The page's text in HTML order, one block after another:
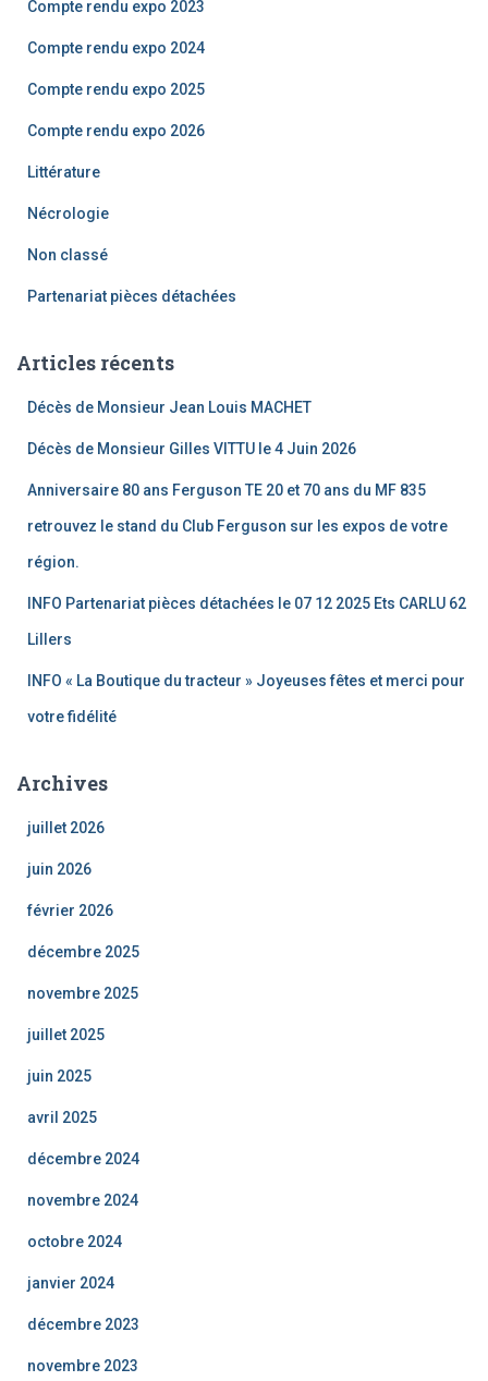
Compte rendu expo 2023
Compte rendu expo 2024
Compte rendu expo 2025
Compte rendu expo 2026
Littérature
Nécrologie
Non classé
Partenariat pièces détachées
Articles récents
Décès de Monsieur Jean Louis MACHET
Décès de Monsieur Gilles VITTU le 4 Juin 2026
Anniversaire 80 ans Ferguson TE 20 et 70 ans du MF 835
retrouvez le stand du Club Ferguson sur les expos de votre
région.
INFO Partenariat pièces détachées le 07 12 2025 Ets CARLU 62
Lillers
INFO « La Boutique du tracteur » Joyeuses fêtes et merci pour
votre fidélité
Archives
juillet 2026
juin 2026
février 2026
décembre 2025
novembre 2025
juillet 2025
juin 2025
avril 2025
décembre 2024
novembre 2024
octobre 2024
janvier 2024
décembre 2023
novembre 2023